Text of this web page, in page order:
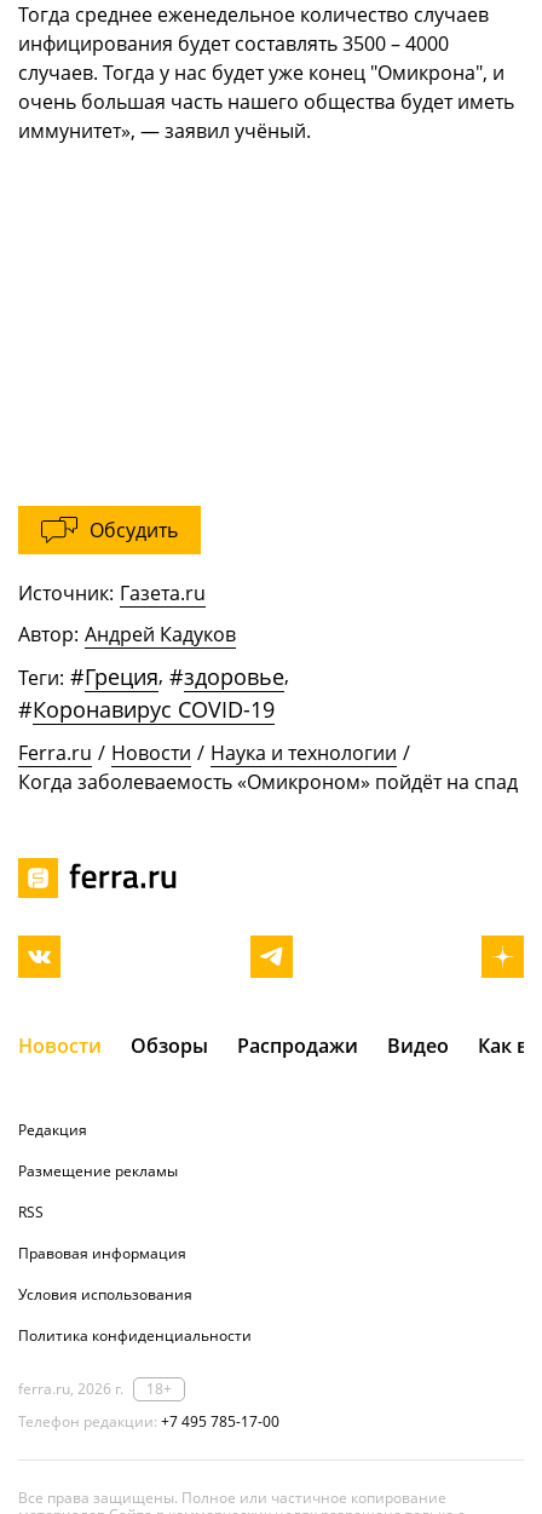
Тогда среднее еженедельное количество случаев
инфицирования будет составлять 3500 – 4000
случаев. Тогда у нас будет уже конец "Омикрона", и
очень большая часть нашего общества будет иметь
иммунитет», — заявил учёный.
Обсудить
Источник: Газета.ru
Автор: Андрей Кадуков
Теги: #Греция, #здоровье,
#Коронавирус COVID-19
Ferra.ru / Новости / Наука и технологии /
Когда заболеваемость «Омикроном» пойдёт на спад
Новости Обзоры Распродажи Видео Как
Редакция
Размещение рекламы
RSS
Правовая информация
Условия использования
Политика конфиденциальности
ferra.ru, 2026 г.
18+
Телефон редакции: +7 495 785-17-00
Все права защищены. Полное или частичное копирование